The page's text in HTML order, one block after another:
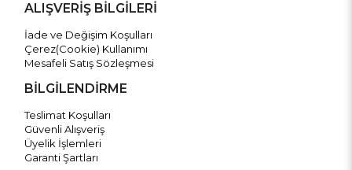
ALIŞVERİŞ BİLGİLERİ
İade ve Değişim Koşulları
Çerez(Cookie) Kullanımı
Mesafeli Satış Sözleşmesi
BİLGİLENDİRME
Teslimat Koşulları
Güvenli Alışveriş
Üyelik İşlemleri
Garanti Şartları